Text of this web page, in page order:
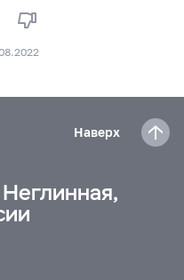
Наверх